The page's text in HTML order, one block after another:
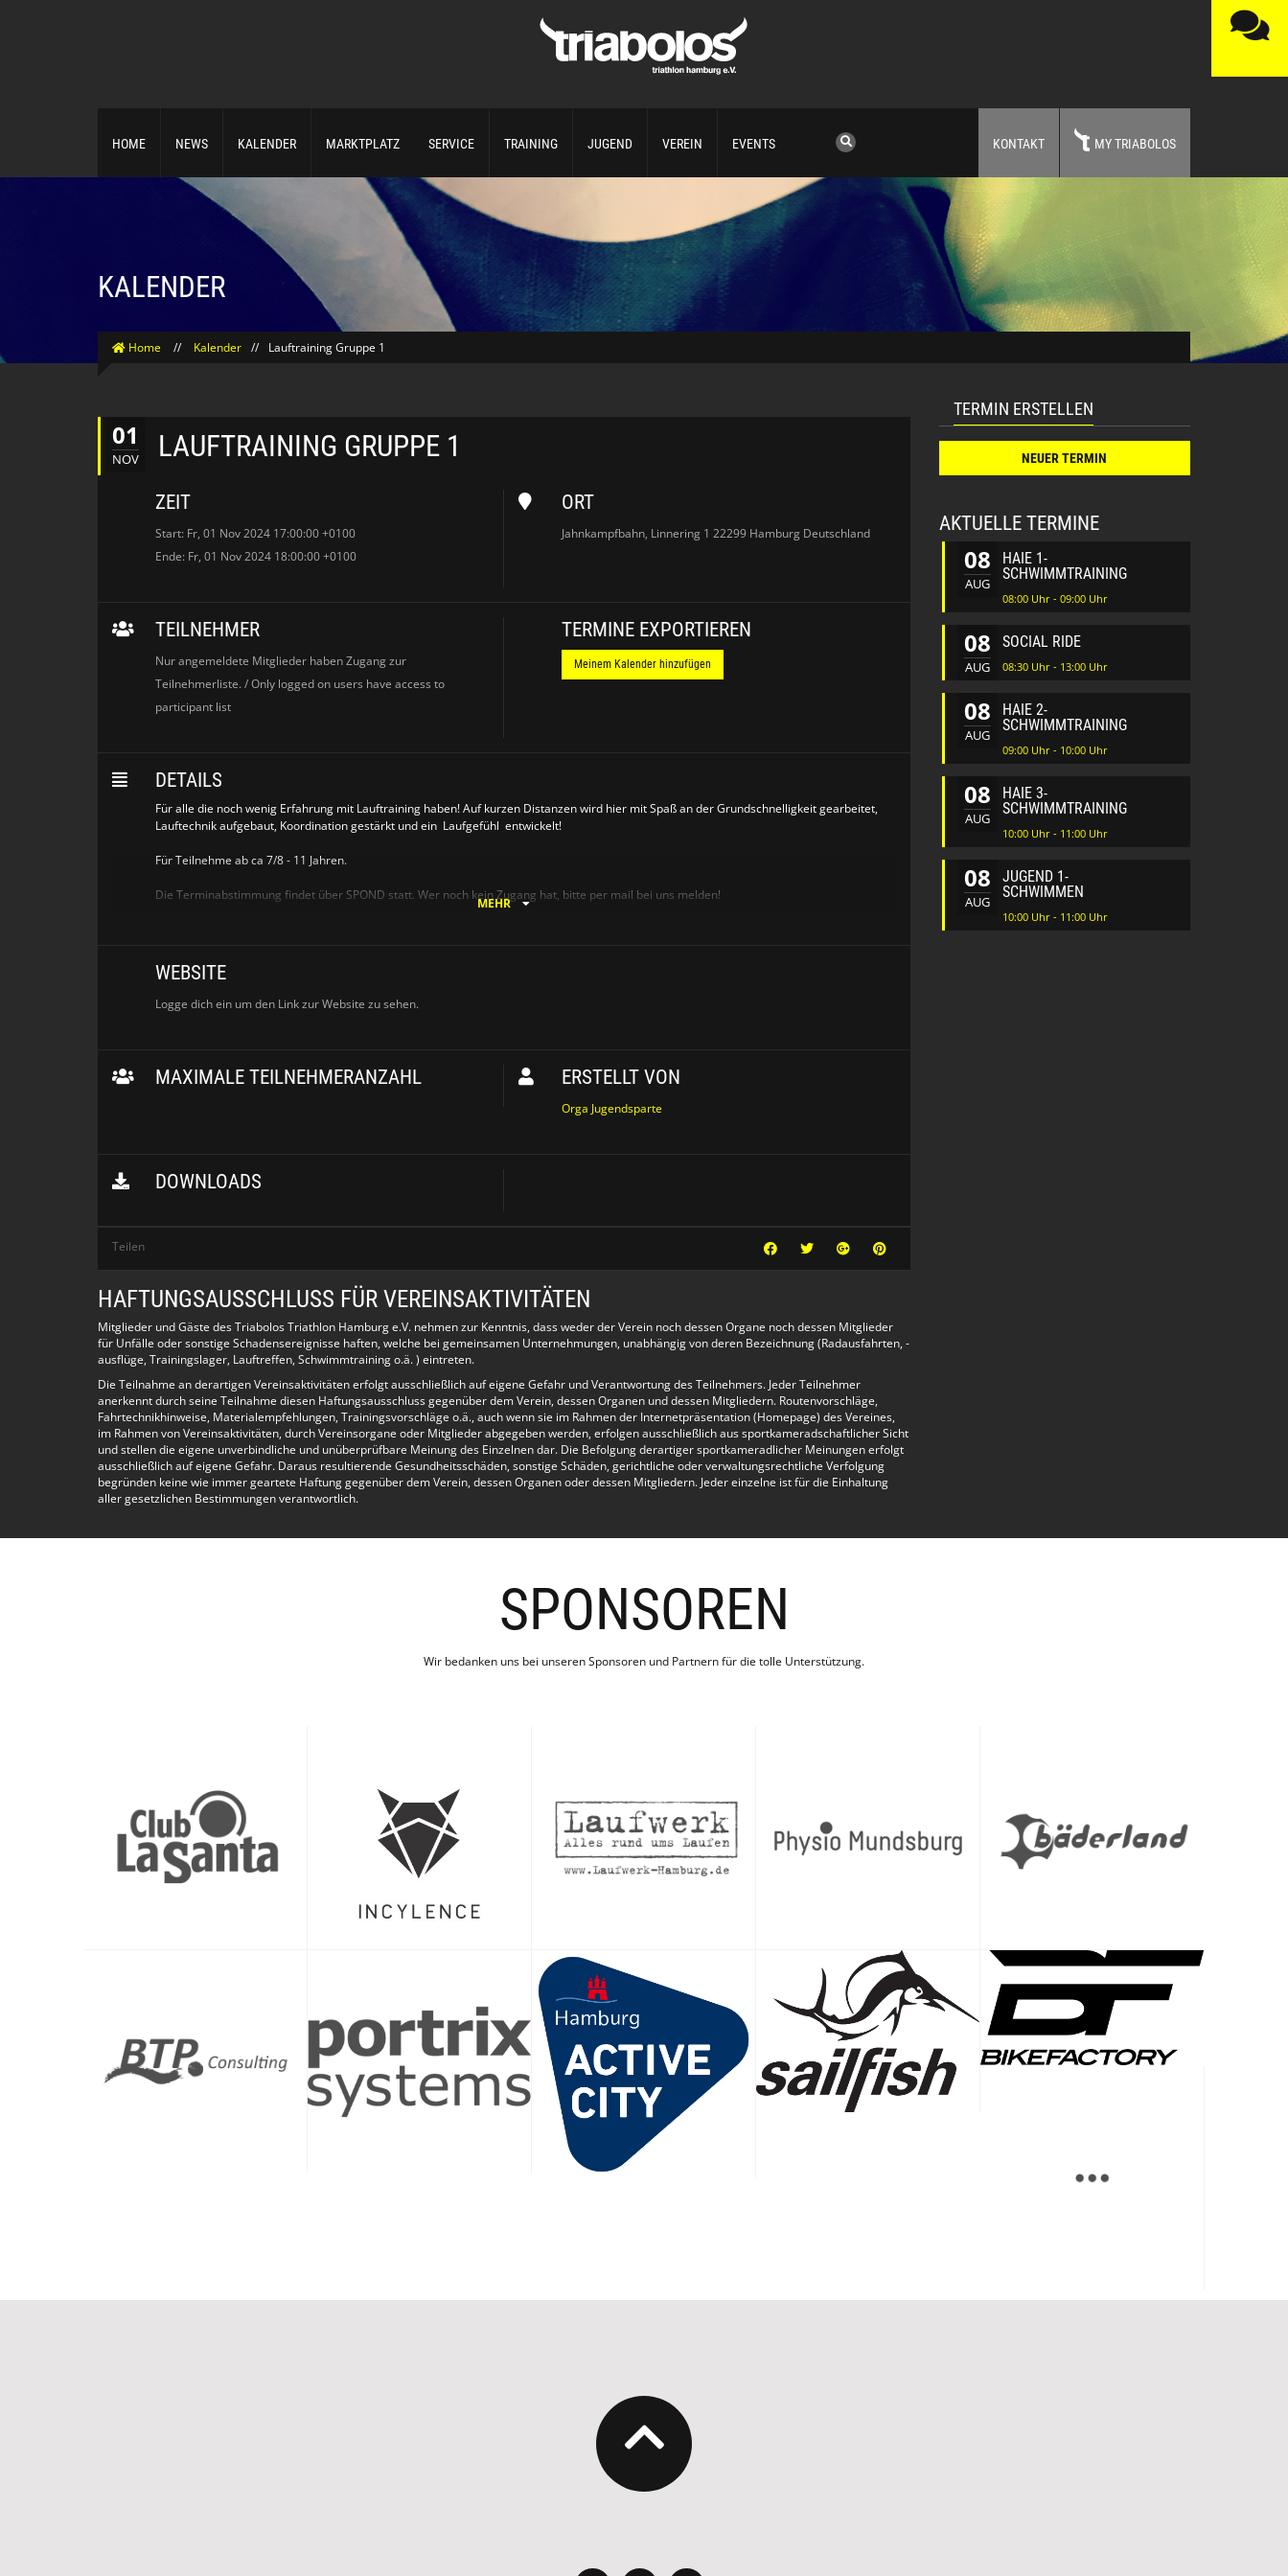
HOME NEWS KALENDER MARKTPLATZ SERVICE TRAINING JUGEND VEREIN EVENTS KONTAKT MY TRIABOLOS
Home // Kalender // Lauftraining Gruppe 1
KALENDER
01
NOV LAUFTRAINING GRUPPE 1
ZEIT
Start: Fr, 01 Nov 2024 17:00:00 +0100
Ende: Fr, 01 Nov 2024 18:00:00 +0100
ORT
Jahnkampfbahn, Linnering 1 22299 Hamburg Deutschland
TEILNEHMER
Nur angemeldete Mitglieder haben Zugang zur
Teilnehmerliste. / Only logged on users have access to
participant list
TERMINE EXPORTIEREN
Meinem Kalender hinzufügen
MEHR
DETAILS
Für alle die noch wenig Erfahrung mit Lauftraining haben! Auf kurzen Distanzen wird hier mit Spaß an der Grundschnelligkeit gearbeitet,
Lauftechnik aufgebaut, Koordination gestärkt und ein Laufgefühl entwickelt!
Für Teilnehme ab ca 7/8 - 11 Jahren.
Die Terminabstimmung findet über SPOND statt. Wer noch kein Zugang hat, bitte per mail bei uns melden!
WEBSITE
Logge dich ein um den Link zur Website zu sehen.
MAXIMALE TEILNEHMERANZAHL ERSTELLT VON
Orga Jugendsparte
DOWNLOADS
Teilen
HAFTUNGSAUSSCHLUSS FÜR VEREINSAKTIVITÄTEN
Mitglieder und Gäste des Triabolos Triathlon Hamburg e.V. nehmen zur Kenntnis, dass weder der Verein noch dessen Organe noch dessen Mitglieder
für Unfälle oder sonstige Schadensereignisse haften, welche bei gemeinsamen Unternehmungen, unabhängig von deren Bezeichnung (Radausfahrten, -
ausflüge, Trainingslager, Lauftreffen, Schwimmtraining o.ä. ) eintreten.
Die Teilnahme an derartigen Vereinsaktivitäten erfolgt ausschließlich auf eigene Gefahr und Verantwortung des Teilnehmers. Jeder Teilnehmer
anerkennt durch seine Teilnahme diesen Haftungsausschluss gegenüber dem Verein, dessen Organen und dessen Mitgliedern. Routenvorschläge,
Fahrtechnikhinweise, Materialempfehlungen, Trainingsvorschläge o.ä., auch wenn sie im Rahmen der Internetpräsentation (Homepage) des Vereines,
im Rahmen von Vereinsaktivitäten, durch Vereinsorgane oder Mitglieder abgegeben werden, erfolgen ausschließlich aus sportkameradschaftlicher Sicht
und stellen die eigene unverbindliche und unüberprüfbare Meinung des Einzelnen dar. Die Befolgung derartiger sportkameradlicher Meinungen erfolgt
ausschließlich auf eigene Gefahr. Daraus resultierende Gesundheitsschäden, sonstige Schäden, gerichtliche oder verwaltungsrechtliche Verfolgung
begründen keine wie immer geartete Haftung gegenüber dem Verein, dessen Organen oder dessen Mitgliedern. Jeder einzelne ist für die Einhaltung
aller gesetzlichen Bestimmungen verantwortlich.
TERMIN ERSTELLEN
NEUER TERMIN
AKTUELLE TERMINE
08
AUG
HAIE 1-
SCHWIMMTRAINING
08:00 Uhr - 09:00 Uhr
08
AUG
SOCIAL RIDE
08:30 Uhr - 13:00 Uhr
08
AUG
HAIE 2-
SCHWIMMTRAINING
09:00 Uhr - 10:00 Uhr
08
AUG
HAIE 3-
SCHWIMMTRAINING
10:00 Uhr - 11:00 Uhr
08
AUG
JUGEND 1-
SCHWIMMEN
10:00 Uhr - 11:00 Uhr
SPONSOREN
Wir bedanken uns bei unseren Sponsoren und Partnern für die tolle Unterstützung.